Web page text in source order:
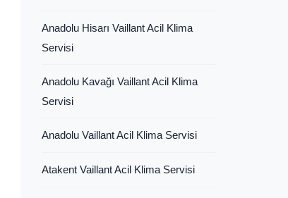
Anadolu Hisarı Vaillant Acil Klima
Servisi
Anadolu Kavağı Vaillant Acil Klima
Servisi
Anadolu Vaillant Acil Klima Servisi
Atakent Vaillant Acil Klima Servisi